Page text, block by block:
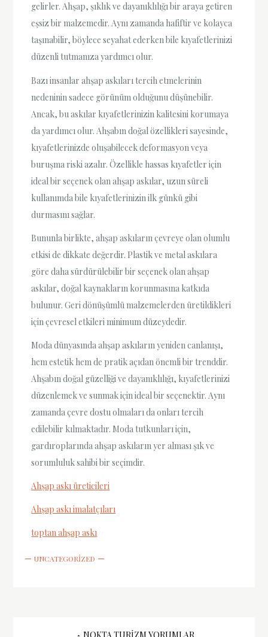
gelirler. Ahşap, şıklık ve dayanıklılığı bir araya getiren
eşsiz bir malzemedir. Aynı zamanda hafiftir ve kolayca
taşınabilir, böylece seyahat ederken bile kıyafetlerinizi
düzenli tutmanıza yardımcı olur.
Bazı insanlar ahşap askıları tercih etmelerinin
nedeninin sadece görünüm olduğunu düşünebilir.
Ancak, bu askılar kıyafetlerinizin kalitesini korumaya
da yardımcı olur. Ahşabın doğal özellikleri sayesinde,
kıyafetlerinizde oluşabilecek deformasyon veya
buruşma riski azalır. Özellikle hassas kıyafetler için
ideal bir seçenek olan ahşap askılar, uzun süreli
kullanımda bile kıyafetlerinizin ilk günkü gibi
durmasını sağlar.
Bununla birlikte, ahşap askıların çevreye olan olumlu
etkisi de dikkate değerdir. Plastik ve metal askılara
göre daha sürdürülebilir bir seçenek olan ahşap
askılar, doğal kaynakların korunmasına katkıda
bulunur. Geri dönüşümlü malzemelerden üretildikleri
için çevresel etkileri minimum düzeydedir.
Moda dünyasında ahşap askıların yeniden canlanışı,
hem estetik hem de pratik açıdan önemli bir trenddir.
Ahşabın doğal güzelliği ve dayanıklılığı, kıyafetlerinizi
düzenlemek ve sunmak için ideal bir seçenektir. Aynı
zamanda çevre dostu olmaları da onları tercih
edilebilir kılmaktadır. Moda tutkunları için,
gardıroplarında ahşap askıların yer alması şık ve
sorumluluk sahibi bir seçimdir.
Ahşap askı üreticileri
Ahşap askı imalatçıları
toptan ahşap askı
UNCATEGORIZED
NOKTA TURIZM YORUMLAR